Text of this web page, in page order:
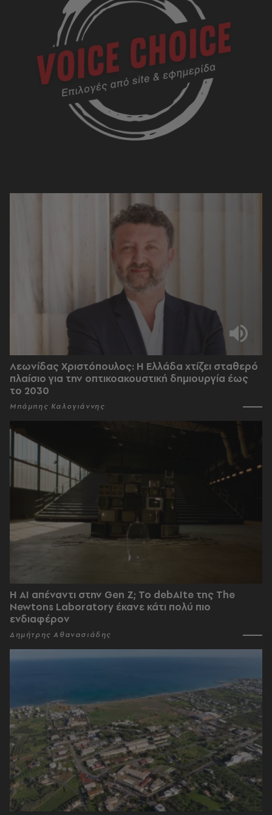
Λεωνίδας Χριστόπουλος: Η Ελλάδα χτίζει σταθερό
πλαίσιο για την οπτικοακουστική δημιουργία έως
το 2030
Μπάμπης Καλογιάννης
Η AI απέναντι στην Gen Z; Το debAIte της The
Newtons Laboratory έκανε κάτι πολύ πιο
ενδιαφέρον
Δημήτρης Αθανασιάδης